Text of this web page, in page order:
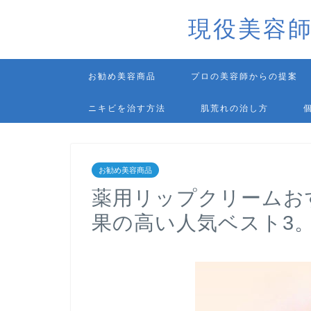
現役美容
お勧め美容商品 プロの美容師からの提案
ニキビを治す方法 肌荒れの治し方
お勧め美容商品
薬用リップクリーム
果の高い人気ベスト3